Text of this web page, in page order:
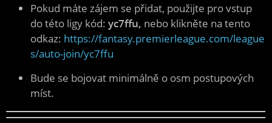
Pokud máte zájem se přidat, použijte pro vstup
do této ligy kód: yc7ffu, nebo klikněte na tento
odkaz: https://fantasy.premierleague.com/league
s/auto-join/yc7ffu
Bude se bojovat minimálně o osm postupových
míst.